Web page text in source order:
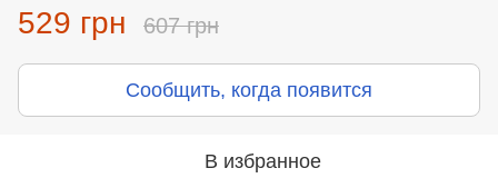
529 грн 607 грн
Сообщить, когда появится
В избранное